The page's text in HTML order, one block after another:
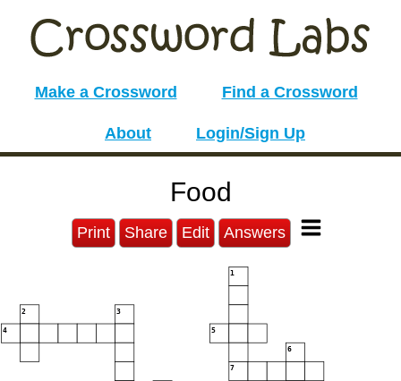
Make a Crossword Find a Crossword
About Login/Sign Up
Food
Print Share Edit Answers
1
2 3
4 5
6
7